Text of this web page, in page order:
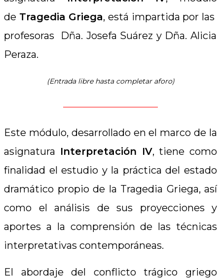
de Tragedia Griega, está impartida por las
profesoras Dña. Josefa Suárez y Dña. Alicia
Peraza.
(Entrada libre hasta completar aforo)
————————————
Este módulo, desarrollado en el marco de la
asignatura Interpretación IV, tiene como
finalidad el estudio y la práctica del estado
dramático propio de la Tragedia Griega, así
como el análisis de sus proyecciones y
aportes a la comprensión de las técnicas
interpretativas contemporáneas.
El abordaje del conflicto trágico griego